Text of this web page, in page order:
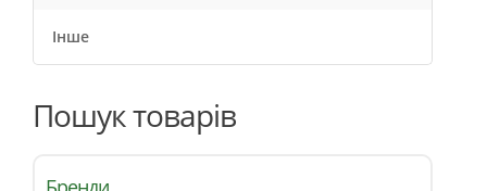
Інше
Пошук товарів